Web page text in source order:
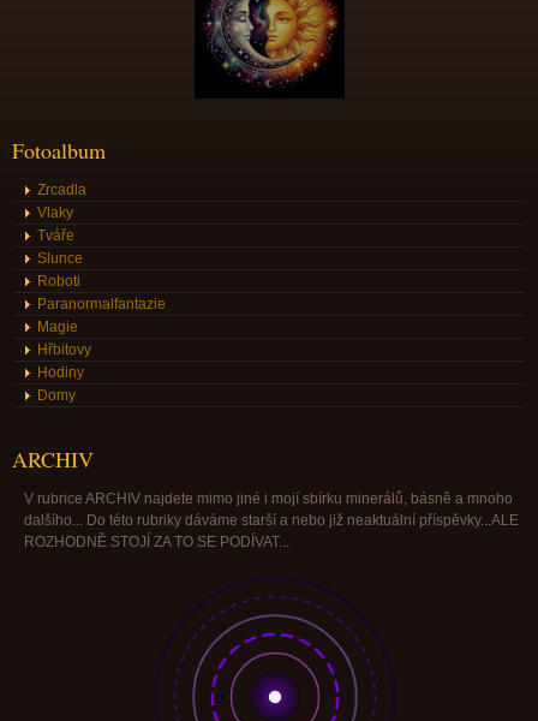
Fotoalbum
Zrcadla
Vlaky
Tváře
Slunce
Roboti
Paranormalfantazie
Magie
Hřbitovy
Hodiny
Domy
ARCHIV
V rubrice ARCHIV najdete mimo jiné i mojí sbírku minerálů, básně a mnoho
dalšího... Do této rubriky dáváme starší a nebo již neaktuální příspěvky...ALE
ROZHODNĚ STOJÍ ZA TO SE PODÍVAT...